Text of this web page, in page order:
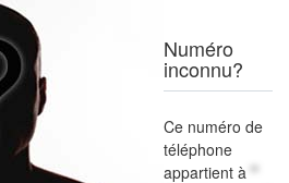
Numéro
inconnu?
Ce numéro de
téléphone
appartient à "